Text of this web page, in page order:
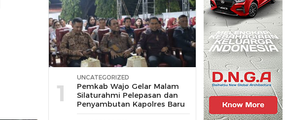
1
UNCATEGORIZED
Pemkab Wajo Gelar Malam
Silaturahmi Pelepasan dan
Penyambutan Kapolres Baru